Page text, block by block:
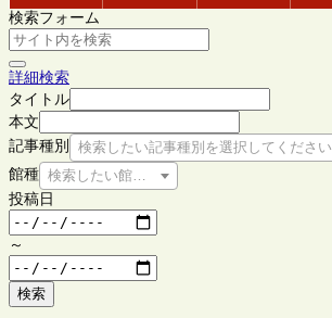
検索フォーム
詳細検索
タイトル
本文
記事種別
検索したい記事種別を選択してください
館種 検索したい館種を選択してください
投稿日
～
検索